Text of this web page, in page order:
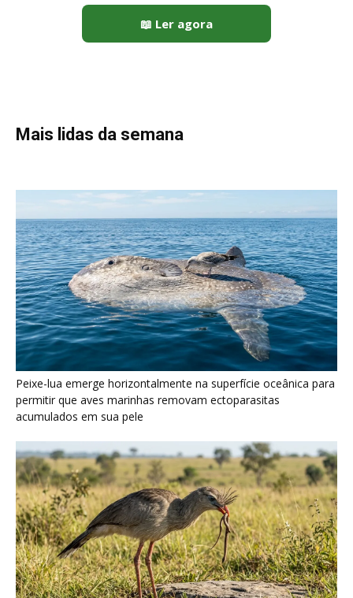
Peixe-lua emerge horizontalmente na superfície oceânica para
permitir que aves marinhas removam ectoparasitas
Seriema utiliza pernas longas e arremessa serpentes contra
rochas para subjugar presas peçonhentas nos campos